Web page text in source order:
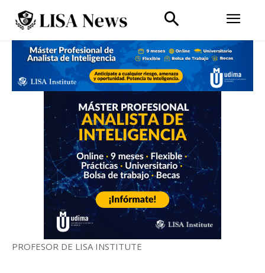
PROFESOR DE LISA INSTITUTE